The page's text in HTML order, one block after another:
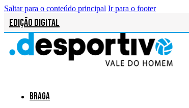
Saltar para o conteúdo principal Ir para o footer
Edição Digital
Braga